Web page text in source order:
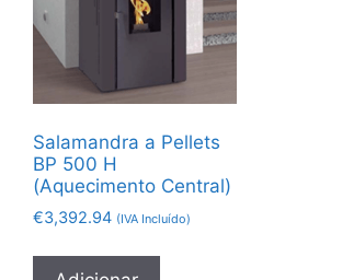
Salamandra a Pellets
BP 500 H
(Aquecimento Central)
€3,392.94 (IVA Incluído)